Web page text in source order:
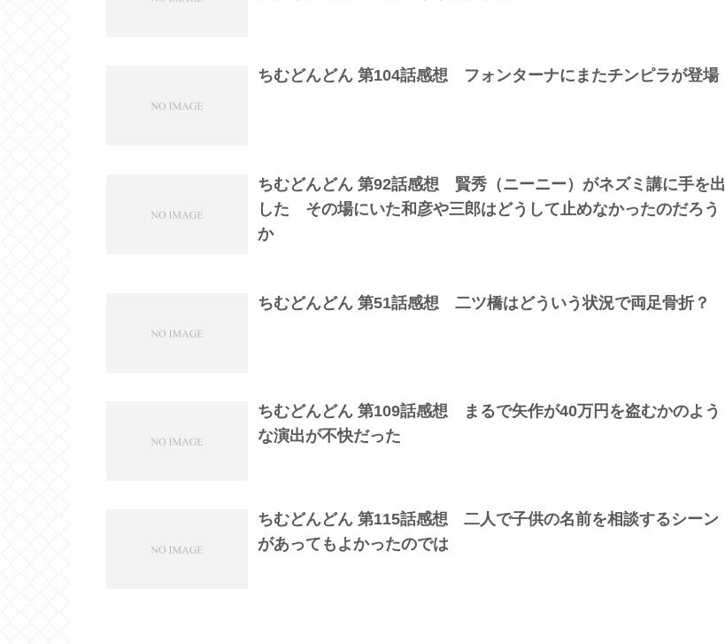
ちむどんどん 第104話感想 フォンターナにまたチンピラが登場
ちむどんどん 第92話感想 賢秀（ニーニー）がネズミ講に手を出
した その場にいた和彦や三郎はどうして止めなかったのだろう
か
ちむどんどん 第51話感想 二ツ橋はどういう状況で両足骨折？
ちむどんどん 第109話感想 まるで矢作が40万円を盗むかのよう
な演出が不快だった
ちむどんどん 第115話感想 二人で子供の名前を相談するシーン
があってもよかったのでは